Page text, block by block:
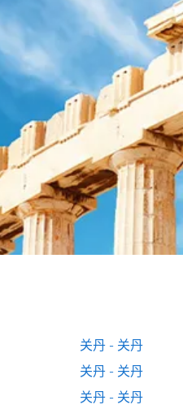
关丹 - 关丹
关丹 - 关丹
关丹 - 关丹